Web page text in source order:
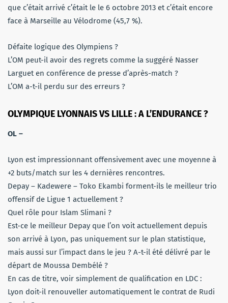
que c’était arrivé c’était le le 6 octobre 2013 et c’était encore
face à Marseille au Vélodrome (45,7 %).
Défaite logique des Olympiens ?
L’OM peut-il avoir des regrets comme la suggéré Nasser
Larguet en conférence de presse d’après-match ?
L’OM a-t-il perdu sur des erreurs ?
OLYMPIQUE LYONNAIS VS LILLE : A L’ENDURANCE ?
OL –
Lyon est impressionnant offensivement avec une moyenne à
+2 buts/match sur les 4 dernières rencontres.
Depay – Kadewere – Toko Ekambi forment-ils le meilleur trio
offensif de Ligue 1 actuellement ?
Quel rôle pour Islam Slimani ?
Est-ce le meilleur Depay que l’on voit actuellement depuis
son arrivé à Lyon, pas uniquement sur le plan statistique,
mais aussi sur l’impact dans le jeu ? A-t-il été délivré par le
départ de Moussa Dembélé ?
En cas de titre, voir simplement de qualification en LDC :
Lyon doit-il renouveller automatiquement le contrat de Rudi